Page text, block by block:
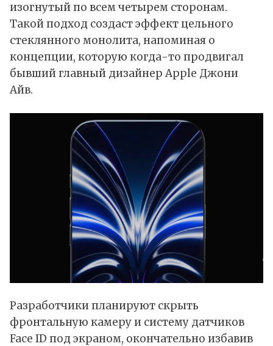
изогнутый по всем четырем сторонам.
Такой подход создаст эффект цельного
стеклянного монолита, напоминая о
концепции, которую когда-то продвигал
бывший главный дизайнер Apple Джони
Айв.
Разработчики планируют скрыть
фронтальную камеру и систему датчиков
Face ID под экраном, окончательно избавив